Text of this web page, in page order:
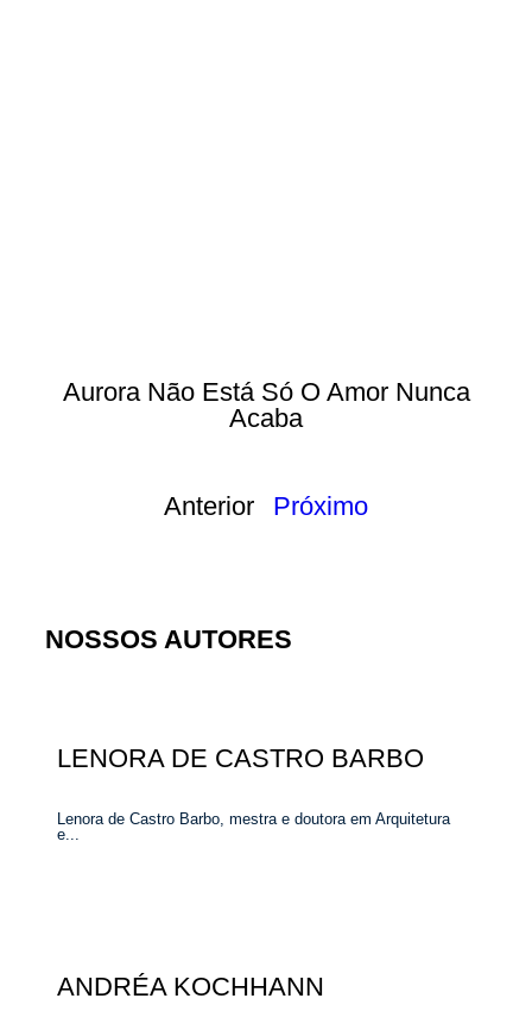
Aurora Não Está Só O Amor Nunca
Acaba
Anterior Próximo
NOSSOS AUTORES
LENORA DE CASTRO BARBO
Lenora de Castro Barbo, mestra e doutora em Arquitetura
e...
ANDRÉA KOCHHANN